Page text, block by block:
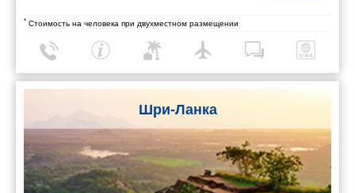
* Стоимость на человека при двухместном размещении
Шри-Ланка